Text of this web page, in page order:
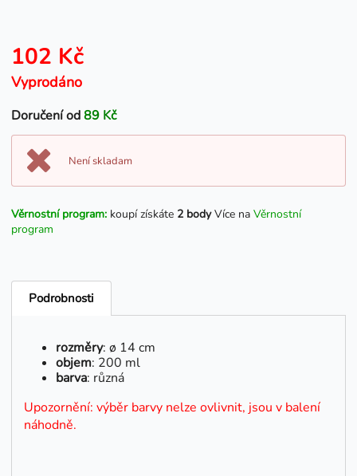
102 Kč
Vyprodáno
Doručení od89 Kč
Není skladam
Věrnostní program: koupí získáte 2 bodyVíce na Věrnostní
program
Podrobnosti
rozměry: ø 14 cm
objem: 200 ml
barva: různá
Upozornění: výběr barvy nelze ovlivnit, jsou v balení
náhodně.